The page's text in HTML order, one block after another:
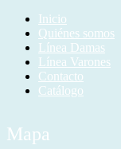
Inicio
Quiénes somos
Línea Damas
Línea Varones
Contacto
Catálogo
Mapa